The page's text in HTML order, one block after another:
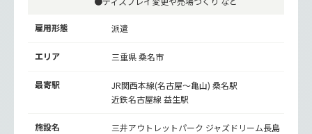
雇用形態 派遣
エリア 三重県 桑名市
最寄駅 JR関西本線(名古屋～亀山)桑名駅
近鉄名古屋線益生駅
施設名 三井アウトレットパーク ジャズドリーム長島